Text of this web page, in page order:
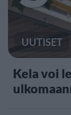
UUTISET
Kela voi